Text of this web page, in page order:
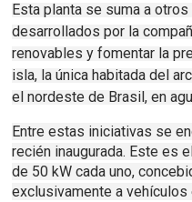
Esta planta se suma a
desarrollados por la
renovables y fomentar la
isla, la única habitada del
el nordeste de Brasil, en
Entre estas iniciativas se
recién inaugurada. Este es
de 50 kW cada uno,
exclusivamente a